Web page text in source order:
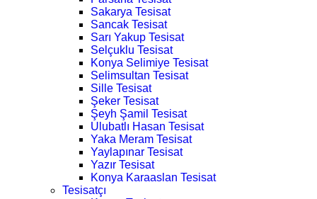
Sakarya Tesisat
Sancak Tesisat
Sarı Yakup Tesisat
Selçuklu Tesisat
Konya Selimiye Tesisat
Selimsultan Tesisat
Sille Tesisat
Şeker Tesisat
Şeyh Şamil Tesisat
Ulubatlı Hasan Tesisat
Yaka Meram Tesisat
Yaylapınar Tesisat
Yazır Tesisat
Konya Karaaslan Tesisat
Tesisatçı